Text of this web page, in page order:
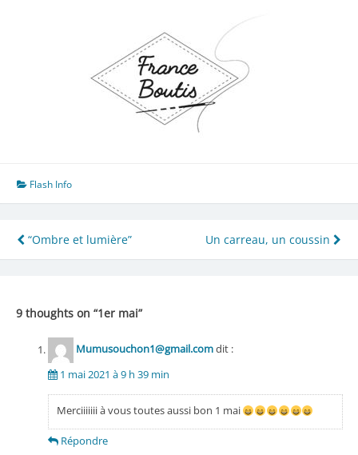
Flash Info
Navigation
de
“Ombre et lumière” Un carreau, un coussin
9 thoughts on “1er mai”
Mumusouchon1@gmail.comdit :
1 mai 2021 à 9 h 39 min
Merciiiiiii à vous toutes aussi bon 1 mai
Répondre